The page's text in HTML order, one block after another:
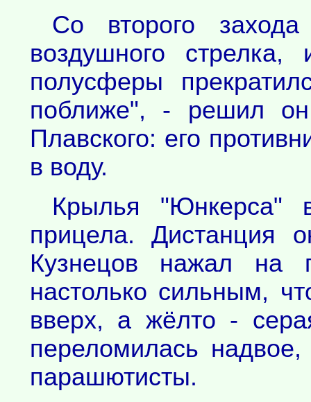
Со второго
воздушного
полусферы
поближе", - решил
Плавского: его
в воду.
Крылья "Юнкерса"
прицела.
Кузнецов нажал на
настолько сильным,
вверх, а жёлто -
переломилась
парашютисты.